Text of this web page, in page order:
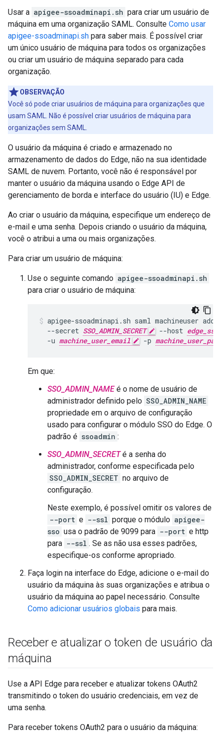
Usar a apigee-ssoadminapi.sh para criar um usuário de
máquina em uma organização SAML. Consulte Como usar
apigee-ssoadminapi.sh para saber mais. É possível criar
um único usuário de máquina para todos os organizações
ou criar um usuário de máquina separado para cada
organização.
OBSERVAÇÃO
Você só pode criar usuários de máquina para organizações que
usam SAML. Não é possível criar usuários de máquina para
organizações sem SAML.
O usuário da máquina é criado e armazenado no
armazenamento de dados do Edge, não na sua identidade
SAML de nuvem. Portanto, você não é responsável por
manter o usuário da máquina usando o Edge API de
gerenciamento de borda e interface do usuário (IU) e Edge.
Ao criar o usuário da máquina, especifique um endereço de
e-mail e uma senha. Depois criando o usuário da máquina,
você o atribui a uma ou mais organizações.
Para criar um usuário de máquina:
Use o seguinte comando apigee-ssoadminapi.sh
para criar o usuário de máquina:
apigee-ssoadminapi.sh saml machineuser
  --secret
SSO_ADMIN_SECRET --host
  -u
machine_user_email -p
Em que:
SSO_ADMIN_NAMEé o nome de usuário de
administrador definido pelo SSO_ADMIN_NAME
propriedade em o arquivo de configuração
usado para configurar o módulo SSO do Edge. O
padrão é ssoadmin :
SSO_ADMIN_SECRETé a senha do
administrador, conforme especificada pelo
SSO_ADMIN_SECRET no arquivo de
configuração.
Neste exemplo, é possível omitir os valores de
--port e --ssl porque o módulo apigee-
sso usa o padrão de 9099 para --port e http
para --ssl . Se as não usa esses padrões,
especifique-os conforme apropriado.
Faça login na interface do Edge, adicione o e-mail do
usuário da máquina às suas organizações e atribua o
usuário da máquina ao papel necessário. Consulte
Como adicionar usuários globais para mais.
Receber e atualizar o token de usuário da
máquina
Use a API Edge para receber e atualizar tokens OAuth2
transmitindo o token do usuário credenciais, em vez de
uma senha.
Para receber tokens OAuth2 para o usuário da máquina: